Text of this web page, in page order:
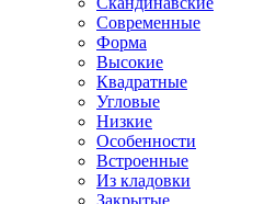
Современные
Форма
Высокие
Квадратные
Угловые
Низкие
Особенности
Встроенные
Из кладовки
Закрытые